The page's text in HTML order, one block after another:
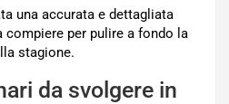
una accurata e dettagliata
per pulire a fondo la
stagione.
da svolgere in